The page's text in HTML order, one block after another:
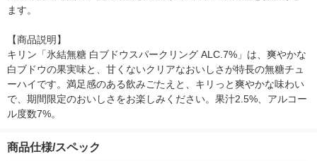
ます。
【商品説明】
キリン「氷結無糖 白ブドウスパークリング ALC.7%」は、爽やかな
白ブドウの果実味と、甘くないクリアなおいしさが特長の無糖チュ
ーハイです。満足感のある飲みごたえと、キリっと爽やかな味わい
で、期間限定のおいしさをお楽しみください。果汁2.5%、アルコー
ル度数7%。
商品仕様/スペック